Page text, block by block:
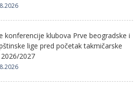
konferencije klubova Prve beogradske i
lige pred početak takmičarske
2027